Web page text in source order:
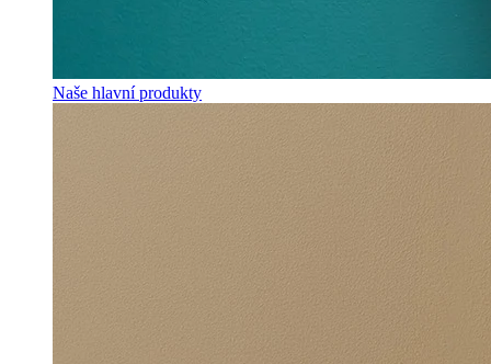
Naše hlavní produkty